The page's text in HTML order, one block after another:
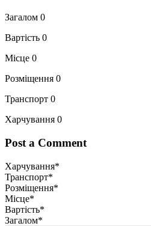
Загалом 0
Вартість 0
Місце 0
Розміщення 0
Транспорт 0
Харчування 0
Post a Comment
Харчування*
Транспорт*
Розміщення*
Місце*
Вартість*
Загалом*